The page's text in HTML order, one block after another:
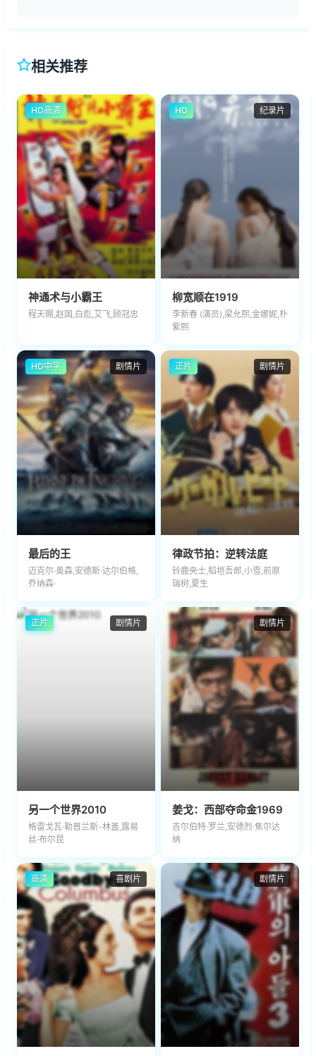
相关推荐
HD高清
神通术与小霸王
程天赐,赵国,白彪,艾飞,顾冠忠
纪录片
HD
柳宽顺在1919
李新春 (演员),梁允熙,金娜妮,朴
紫熙
剧情片
HD中字
最后的王
迈克尔·奥森,安德斯·达尔伯格,
乔纳森·
剧情片
正片
律政节拍：逆转法庭
铃鹿央士,稻垣吾郎,小雪,前原
瑞树,夏生
剧情片
正片
另一个世界2010
格雷戈瓦·勒普兰斯-林盖,露易
丝·布尔昆
剧情片
姜戈：西部夺命金1969
吉尔伯特·罗兰,安德烈·焦尔达
纳
喜剧片
高清 剧情片